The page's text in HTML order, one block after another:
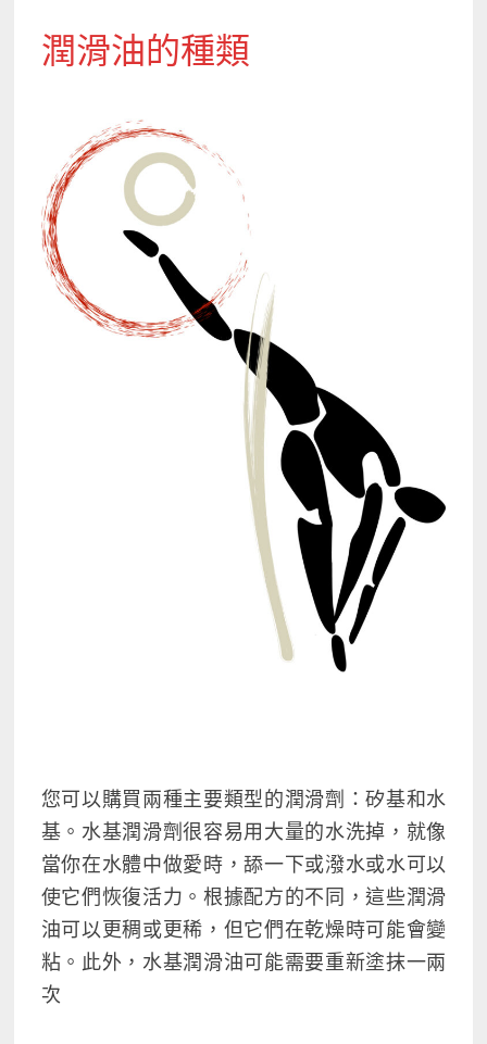
潤滑油的種類
您可以購買兩種主要類型的潤滑劑：矽基和水
基。水基潤滑劑很容易用大量的水洗掉，就像
當你在水體中做愛時，舔一下或潑水或水可以
使它們恢復活力。根據配方的不同，這些潤滑
油可以更稠或更稀，但它們在乾燥時可能會變
粘。此外，水基潤滑油可能需要重新塗抹一兩
次